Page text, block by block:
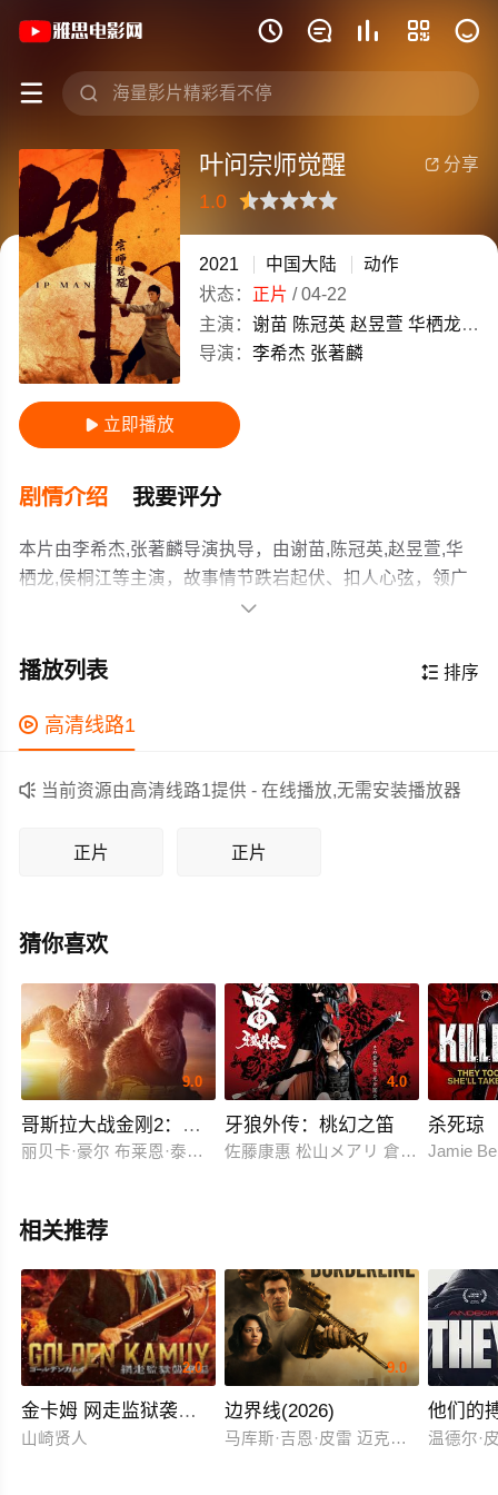
    
 
《叶问宗师觉醒》(2021)中国大陆汉语
 分享
叶问宗师觉醒
1.0
很差较差还行推荐力荐
2021 中国大陆
动作
状态： 正片 /04-22
主演： 谢苗 陈冠英 赵昱萱 华栖龙 侯
导演： 李希杰 张著麟
 立即播放
剧情介绍 我要评分
本片由李希杰,张著麟导演执导，由谢苗,陈冠英,赵昱萱,华
栖龙,侯桐江等主演，故事情节跌岩起伏、扣人心弦，领广
大动作片爱好者和观众们都期待不已。
架中国女人走私到海外的人口贩卖大案，叶问挺身而出怒
严。
作为一部 上映的动作电影，在当期同类题材影片中具有一
定的看点，在演员表现和剧情架构上也都有不错的亮点，
剧情紧凑，角色塑造鲜明，适合喜欢动作类电影的观众观

 排序
播放列表
 高清线路1
 当前资源由高清线路1提供 - 在线播放,无需安装播放器
正片 正片
猜你喜欢
9.0
哥斯拉大战金刚2：帝国崛起
丽贝卡·豪尔 布莱恩·泰里·亨利 丹·史蒂文斯 凯莉·霍特尔 亚历
4.0
牙狼外传：桃幻之笛
佐藤康惠 松山メアリ 倉貫匡弘 瀧内
杀死琼
Jamie
相关推荐
2.0
金卡姆 网走监狱袭击篇
山崎贤人
9.0
边界线(2026)
马库斯·吉恩·皮雷 迈克尔·约翰·斯坦
他们的
温德尔·